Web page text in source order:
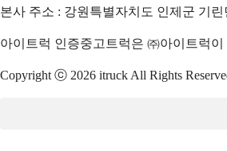
본사 주소 : 강원특별자치도 인제군 기
아이트럭 인증중고트럭은 ㈜아이트럭
Copyright ⓒ 2026 itruck All Rights